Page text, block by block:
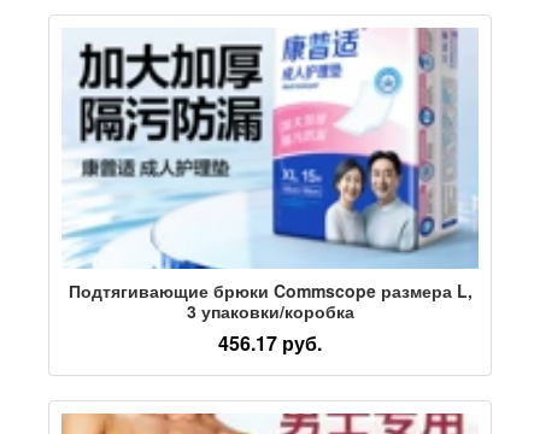
Подтягивающие брюки Commscope размера L,
3 упаковки/коробка
456.17 руб.